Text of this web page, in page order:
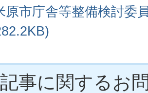
原市庁舎等整備検討委
事に関するお